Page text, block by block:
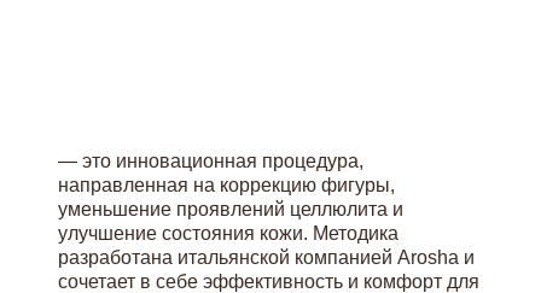
— это инновационная процедура,
направленная на коррекцию фигуры,
уменьшение проявлений целлюлита и
улучшение состояния кожи. Методика
разработана итальянской компанией Arosha и
сочетает в себе эффективность и комфорт для